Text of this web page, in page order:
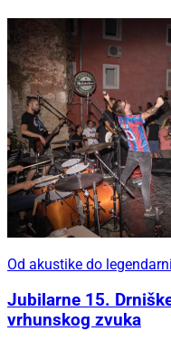
Od akustike do
Jubilarne 15.
vrhunskog zvuka